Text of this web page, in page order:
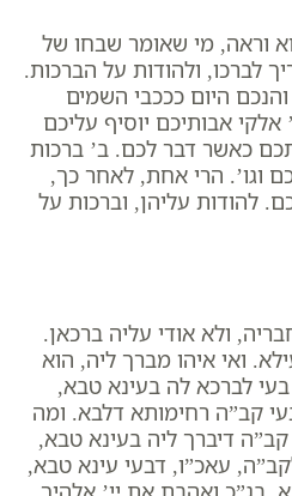
וראה, מי שאומר שבחו של
לברכו, ולהודות על הברכות.
היום כככבי השמים
אבותיכם יוסיף עליכם
כאשר דבר לכם. ב’ ברכות
וגו’. הרי אחת, לאחר כך,
להודות עליהן, וברכות על
ולא אודי עליה ברכאן.
ואי איהו מברך ליה, הוא
לברכא לה בעינא טבא,
קב”ה רחימותא דלבא. ומה
דיברך ליה בעינא טבא,
עאכ”ו, דבעי עינא טבא,